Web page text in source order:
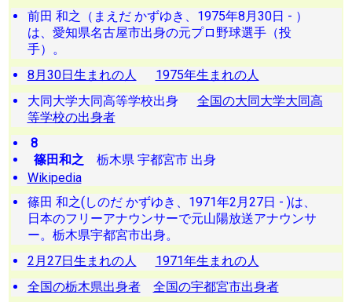
前田 和之（まえだ かずゆき、1975年8月30日 - ）
は、愛知県名古屋市出身の元プロ野球選手（投
手）。
8月30日生まれの人
1975年生まれの人
大同大学大同高等学校出身 全国の大同大学大同高
等学校の出身者
8
篠田和之 栃木県 宇都宮市 出身
Wikipedia
篠田 和之(しのだ かずゆき、1971年2月27日 - )は、
日本のフリーアナウンサーで元山陽放送アナウンサ
ー。栃木県宇都宮市出身。
2月27日生まれの人
1971年生まれの人
全国の栃木県出身者
全国の宇都宮市出身者